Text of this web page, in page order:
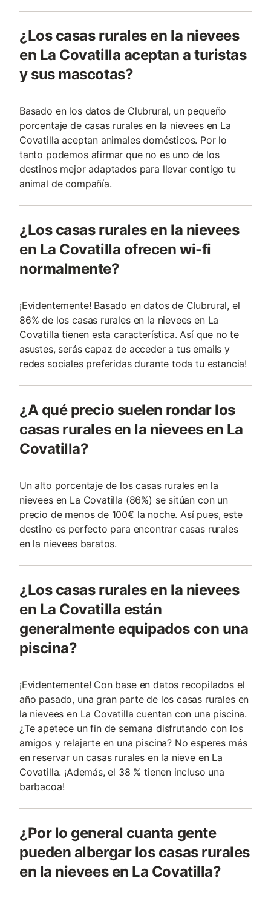
¿Los casas rurales en la nievees
en La Covatilla aceptan a turistas
y sus mascotas?
Basado en los datos de Clubrural, un pequeño
porcentaje de casas rurales en la nievees en La
Covatilla aceptan animales domésticos. Por lo
tanto podemos afirmar que no es uno de los
destinos mejor adaptados para llevar contigo tu
animal de compañía.
¿Los casas rurales en la nievees
en La Covatilla ofrecen wi-fi
normalmente?
¡Evidentemente! Basado en datos de Clubrural, el
86% de los casas rurales en la nievees en La
Covatilla tienen esta característica. Así que no te
asustes, serás capaz de acceder a tus emails y
redes sociales preferidas durante toda tu estancia!
¿A qué precio suelen rondar los
casas rurales en la nievees en La
Covatilla?
Un alto porcentaje de los casas rurales en la
nievees en La Covatilla (86%) se sitúan con un
precio de menos de 100€ la noche. Así pues, este
destino es perfecto para encontrar casas rurales
en la nievees baratos.
¿Los casas rurales en la nievees
en La Covatilla están
generalmente equipados con una
piscina?
¡Evidentemente! Con base en datos recopilados el
año pasado, una gran parte de los casas rurales en
la nievees en La Covatilla cuentan con una piscina.
¿Te apetece un fin de semana disfrutando con los
amigos y relajarte en una piscina? No esperes más
en reservar un casas rurales en la nieve en La
Covatilla. ¡Además, el 38 % tienen incluso una
barbacoa!
¿Por lo general cuanta gente
pueden albergar los casas rurales
en la nievees en La Covatilla?